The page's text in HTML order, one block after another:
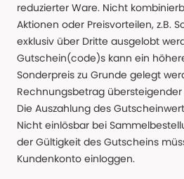
reduzierter Ware. Nicht
Aktionen oder Preisvorteilen, z.B.
exklusiv über Dritte ausgelobt
Gutschein(code)s kann ein
Sonderpreis zu Grunde gelegt
Rechnungsbetrag
Die Auszahlung des
Nicht einlösbar bei
der Gültigkeit des Gutscheins
Kundenkonto einloggen.